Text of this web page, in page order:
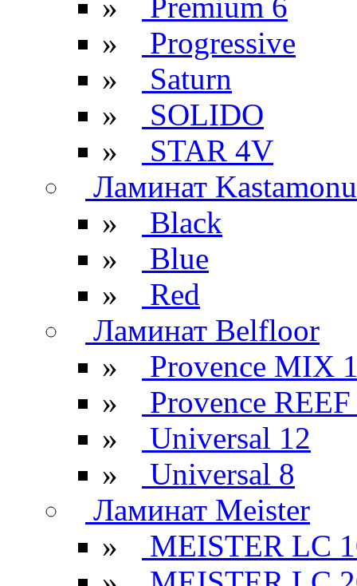
»
Premium 6
»
Progressive
»
Saturn
»
SOLIDO
»
STAR 4V
Ламинат Kastamonu
»
Black
»
Blue
»
Red
Ламинат Belfloor
»
Provence MIX
»
Provence
»
Universal 12
»
Universal 8
Ламинат Meister
»
MEISTER LC